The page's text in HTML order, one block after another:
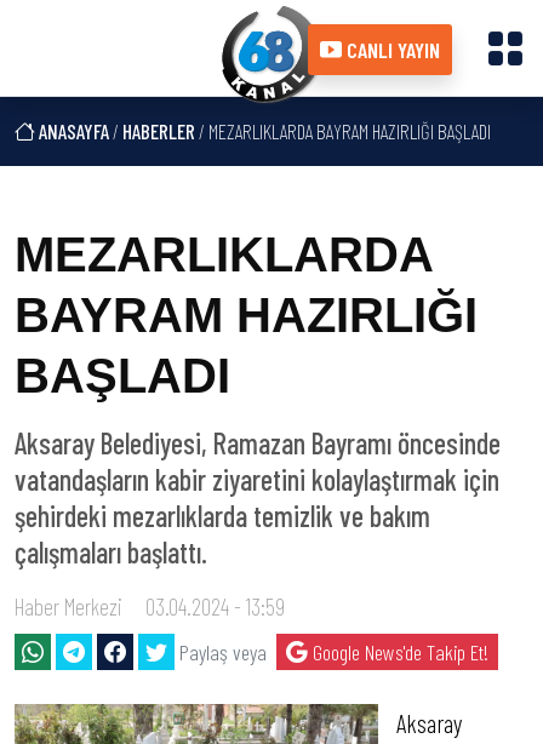
CANLI YAYIN
ANASAYFA/ HABERLER / MEZARLIKLARDA BAYRAM HAZIRLIĞI BAŞLADI
MEZARLIKLARDA
BAYRAM HAZIRLIĞI
BAŞLADI
Aksaray Belediyesi, Ramazan Bayramı öncesinde
vatandaşların kabir ziyaretini kolaylaştırmak için
şehirdeki mezarlıklarda temizlik ve bakım
çalışmaları başlattı.
Haber Merkezi 03.04.2024 - 13:59
Paylaş veya Google News'de Takip Et!
Aksaray